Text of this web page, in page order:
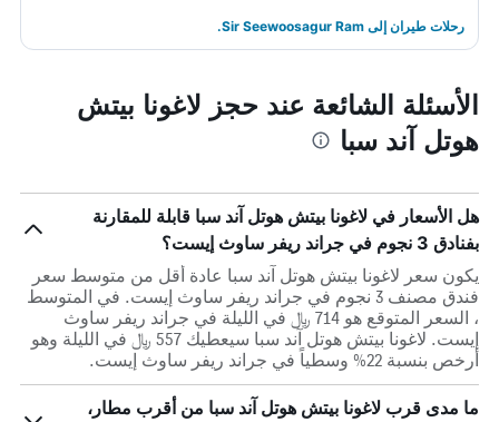
رحلات طيران إلى Sir Seewoosagur Ram.
الأسئلة الشائعة عند حجز لاغونا بيتش
هوتل آند سبا
هل الأسعار في لاغونا بيتش هوتل آند سبا قابلة للمقارنة
بفنادق 3 نجوم في جراند ريفر ساوث إيست؟
يكون سعر لاغونا بيتش هوتل آند سبا عادة أقل من متوسط ​​سعر
فندق مصنف 3 نجوم في جراند ريفر ساوث إيست. في المتوسط
، السعر المتوقع هو 714 ﷼ في الليلة في جراند ريفر ساوث
إيست. لاغونا بيتش هوتل آند سبا سيعطيك 557 ﷼ في الليلة وهو
أرخص بنسبة 22% وسطياً في جراند ريفر ساوث إيست.
ما مدى قرب لاغونا بيتش هوتل آند سبا من أقرب مطار،